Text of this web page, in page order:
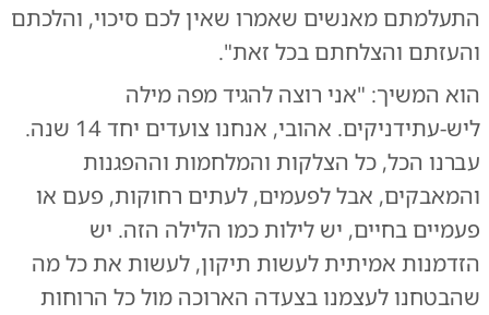
התעלמתם מאנשים שאמרו שאין לכם סיכוי, והלכתם
והעזתם והצלחתם בכל זאת".
הוא המשיך: "אני רוצה להגיד מפה מילה
ליש-עתידניקים. אהובי, אנחנו צועדים יחד 14 שנה.
עברנו הכל, כל הצלקות והמלחמות וההפגנות
והמאבקים, אבל לפעמים, לעתים רחוקות, פעם או
פעמיים בחיים, יש לילות כמו הלילה הזה. יש
הזדמנות אמיתית לעשות תיקון, לעשות את כל מה
שהבטחנו לעצמנו בצעדה הארוכה מול כל הרוחות